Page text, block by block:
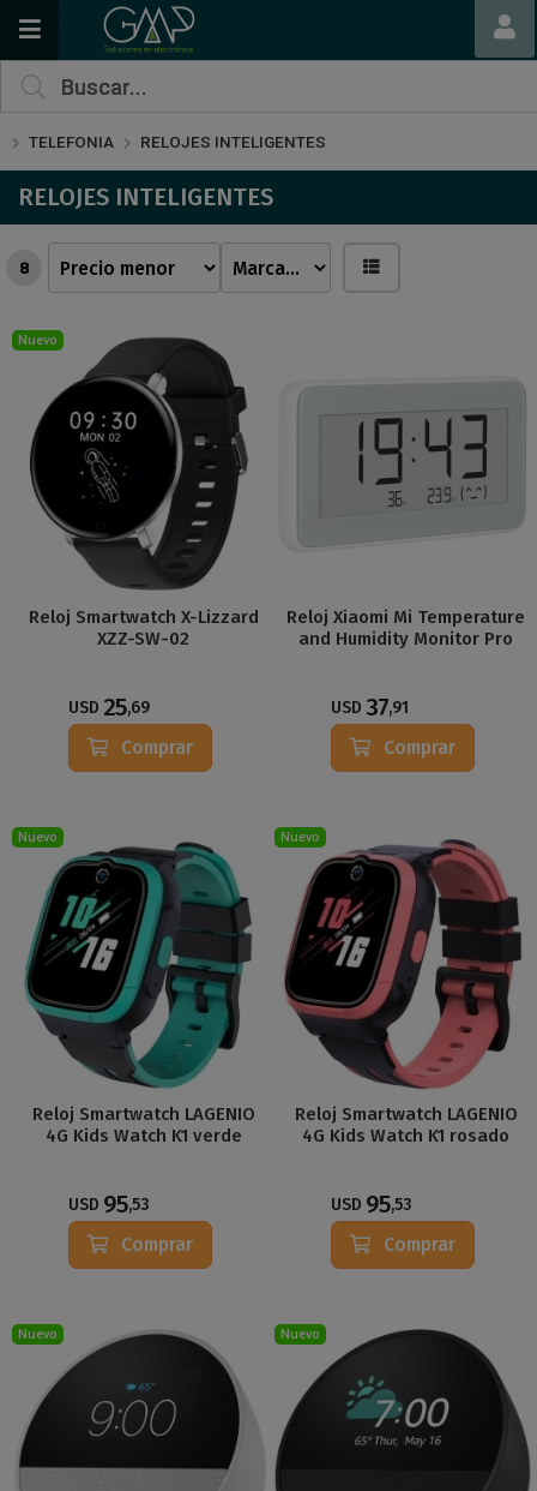
TELEFONIA RELOJES INTELIGENTES
RELOJES INTELIGENTES
8
Nuevo
Reloj Smartwatch X-Lizzard
XZZ-SW-02
USD 25,69
Comprar
Reloj Xiaomi Mi Temperature
and Humidity Monitor Pro
USD 37,91
Comprar
Nuevo
Reloj Smartwatch LAGENIO
4G Kids Watch K1 verde
USD 95,53
Comprar
Nuevo
Reloj Smartwatch LAGENIO
4G Kids Watch K1 rosado
USD 95,53
Comprar
Nuevo Nuevo